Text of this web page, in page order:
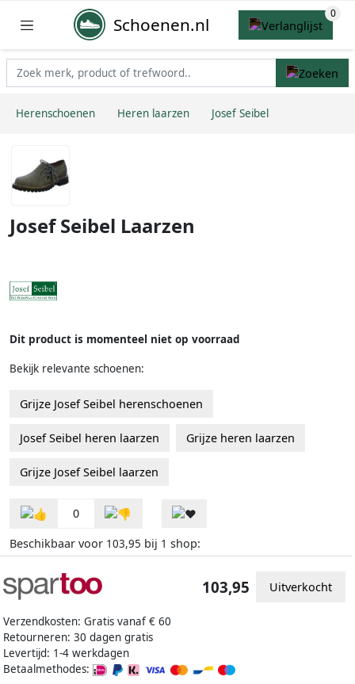
Schoenen.nl
Herenschoenen Heren laarzen Josef Seibel
Josef Seibel Laarzen
Dit product is momenteel niet op voorraad
Bekijk relevante schoenen:
Grijze Josef Seibel herenschoenen
Josef Seibel heren laarzen Grijze heren laarzen
Grijze Josef Seibel laarzen
0
Beschikbaar voor 103,95 bij 1 shop:
Verzendkosten: Gratis vanaf € 60
Retourneren: 30 dagen gratis
Levertijd: 1-4 werkdagen
Betaalmethodes:
103,95 Uitverkocht